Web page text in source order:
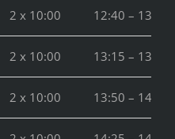
2 x 10:00 12:40 – 13:10
2 x 10:00 13:15 – 13:45
2 x 10:00 13:50 – 14:20